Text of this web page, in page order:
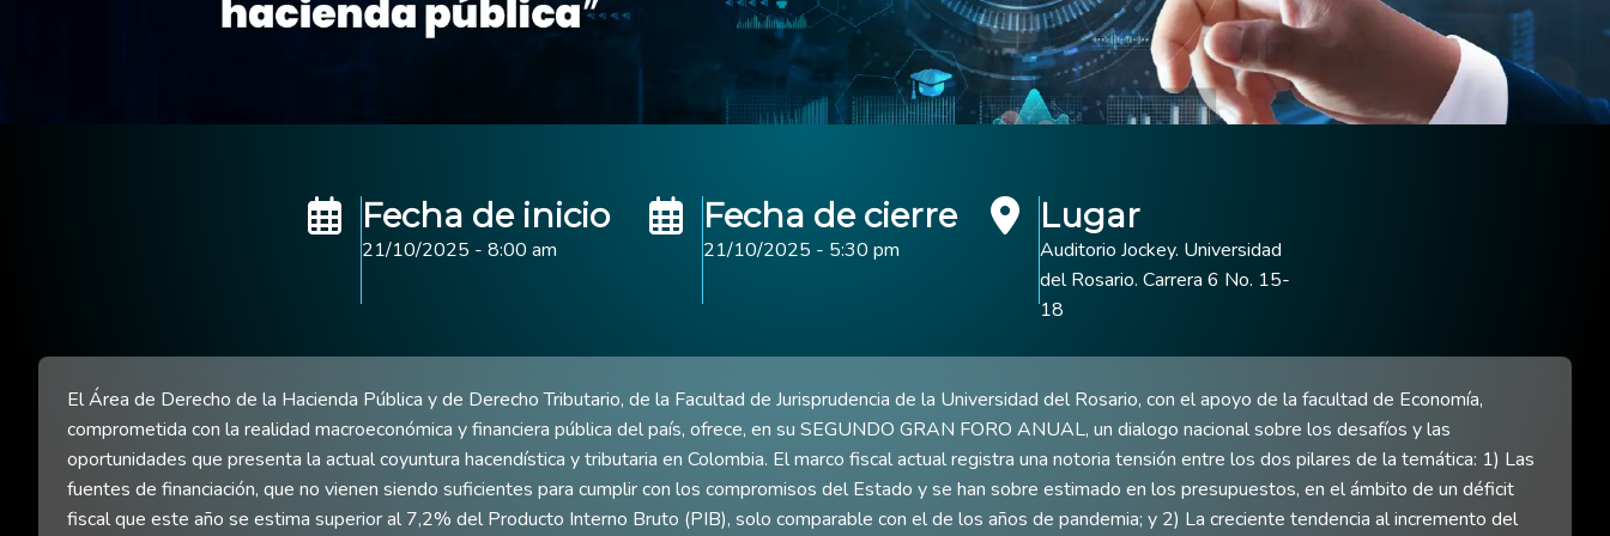
Fecha de inicio
21/10/2025 - 8:00 am
Fecha de cierre
21/10/2025 - 5:30 pm
Lugar
Auditorio Jockey. Universidad
del Rosario. Carrera 6 No. 15-
18
El Área de Derecho de la Hacienda Pública y de Derecho Tributario, de la Facultad de Jurisprudencia de la Universidad del Rosario, con el apoyo de la facultad de Economía,
comprometida con la realidad macroeconómica y financiera pública del país, ofrece, en su SEGUNDO GRAN FORO ANUAL, un dialogo nacional sobre los desafíos y las
oportunidades que presenta la actual coyuntura hacendística y tributaria en Colombia. El marco fiscal actual registra una notoria tensión entre los dos pilares de la temática: 1) Las
fuentes de financiación, que no vienen siendo suficientes para cumplir con los compromisos del Estado y se han sobre estimado en los presupuestos, en el ámbito de un déficit
fiscal que este año se estima superior al 7,2% del Producto Interno Bruto (PIB), solo comparable con el de los años de pandemia; y 2) La creciente tendencia al incremento del